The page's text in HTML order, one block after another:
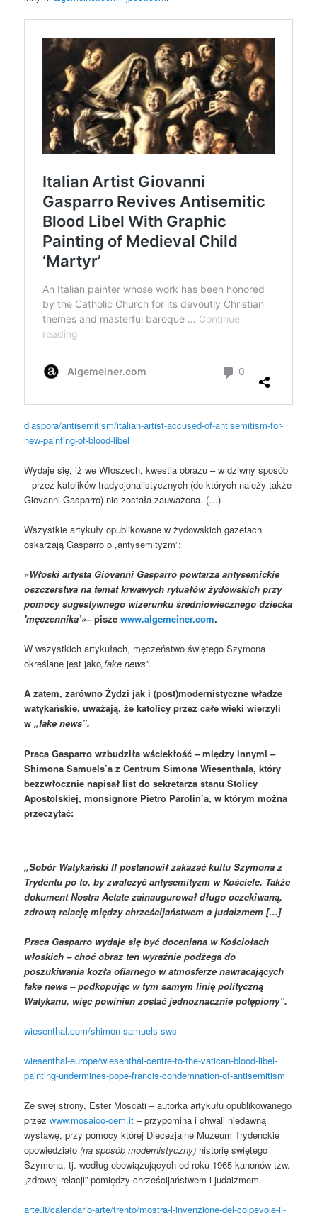
diaspora/antisemitism/italian-artist-accused-of-antisemitism-for-
new-painting-of-blood-libel
Wydaje się, iż we Włoszech, kwestia obrazu – w dziwny sposób
– przez katolików tradycjonalistycznych (do których należy także
Giovanni Gasparro) nie została zauważona. (…)
Wszystkie artykuły opublikowane w żydowskich gazetach
oskarżają Gasparro o „antysemityzm”:
«Włoski artysta Giovanni Gasparro powtarza antysemickie
oszczerstwa na temat krwawych rytuałów żydowskich przy
pomocy sugestywnego wizerunku średniowiecznego dziecka
'męczennika’»– piszewww.algemeiner.com.
W wszystkich artykułach, męczeństwo świętego Szymona
określane jest jako„fake news”.
A zatem, zarówno Żydzi jak i (post)modernistyczne władze
watykańskie, uważają, że katolicy przez całe wieki wierzyli
w„fake news”.
Praca Gasparro wzbudziła wściekłość – między innymi –
Shimona Samuels’a z Centrum Simona Wiesenthala, który
bezzwłocznie napisał list do sekretarza stanu Stolicy
Apostolskiej, monsignore Pietro Parolin’a, w którym można
przeczytać:
„Sobór Watykański II postanowił zakazać kultu Szymona z
Trydentu po to, by zwalczyć antysemityzm w Kościele. Także
dokument Nostra Aetate zainaugurował długo oczekiwaną,
zdrową relację między chrześcijaństwem a judaizmem […]
Praca Gasparro wydaje się być doceniana w Kościołach
włoskich – choć obraz ten wyraźnie podżega do
poszukiwania kozła ofiarnego w atmosferze nawracających
fake news – podkopując w tym samym linię polityczną
Watykanu, więc powinien zostać jednoznacznie potępiony”.
wiesenthal.com/shimon-samuels-swc
wiesenthal-europe/wiesenthal-centre-to-the-vatican-blood-libel-
painting-undermines-pope-francis-condemnation-of-antisemitism
Ze swej strony, Ester Moscati – autorka artykułu opublikowanego
przezwww.mosaico-cem.it – przypomina i chwali niedawną
wystawę, przy pomocy której Diecezjalne Muzeum Trydenckie
opowiedziało(na sposób modernistyczny) historię świętego
Szymona, tj. według obowiązujących od roku 1965 kanonów tzw.
„zdrowej relacji” pomiędzy chrześcijaństwem i judaizmem.
arte.it/calendario-arte/trento/mostra-l-invenzione-del-colpevole-il-